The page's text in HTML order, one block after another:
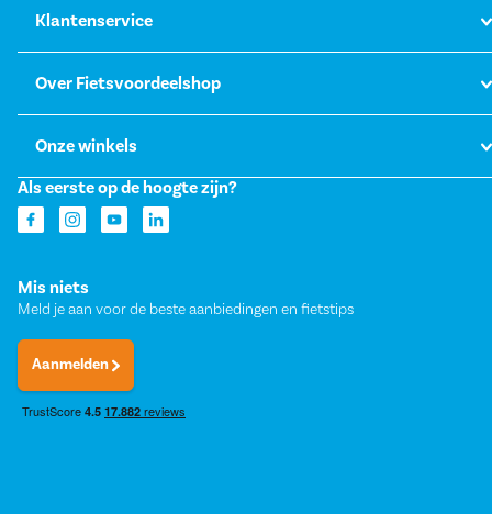
Klantenservice
Over Fietsvoordeelshop
Onze winkels
Als eerste op de hoogte zijn?
Mis niets
Meld je aan voor de beste aanbiedingen en fietstips
Aanmelden